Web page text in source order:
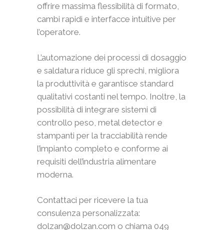
offrire massima flessibilità di formato,
cambi rapidi e interfacce intuitive per
l’operatore.
L’automazione dei processi di dosaggio
e saldatura riduce gli sprechi, migliora
la produttività e garantisce standard
qualitativi costanti nel tempo. Inoltre, la
possibilità di integrare sistemi di
controllo peso, metal detector e
stampanti per la tracciabilità rende
l’impianto completo e conforme ai
requisiti dell’industria alimentare
moderna.
Contattaci per ricevere la tua
consulenza personalizzata:
dolzan@dolzan.com o chiama 049